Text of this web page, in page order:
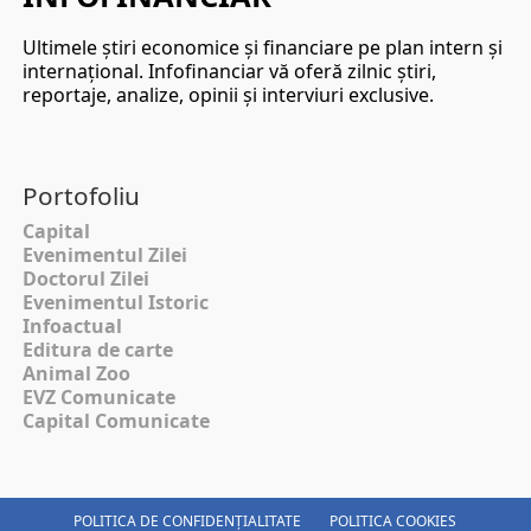
Ultimele ştiri economice şi financiare pe plan intern şi
internaţional. Infofinanciar vă oferă zilnic ştiri,
reportaje, analize, opinii şi interviuri exclusive.
Portofoliu
Capital
Evenimentul Zilei
Doctorul Zilei
Evenimentul Istoric
Infoactual
Editura de carte
Animal Zoo
EVZ Comunicate
Capital Comunicate
POLITICA DE CONFIDENȚIALITATE POLITICA COOKIES